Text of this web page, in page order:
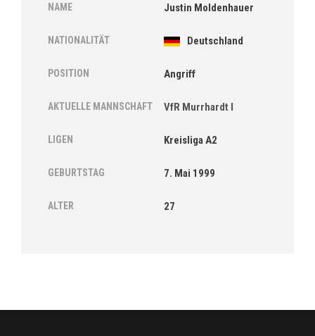
NAME Justin Moldenhauer
NATIONALITÄT Deutschland
POSITION Angriff
AKTUELLE MANNSCHAFT VfR Murrhardt I
LIGEN Kreisliga A2
GEBURTSTAG 7. Mai 1999
ALTER 27